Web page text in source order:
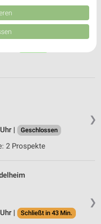
❯
❯
|
Geschlossen
2 Prospekte
❯
|
Schließt in 43 Min.
Quellen. Entwicklung und
Daten zur Auswahl
weitergegeben und in die
Auswahl von